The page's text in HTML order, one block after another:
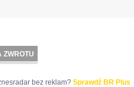
ZWROTU
bez reklam? Sprawdź BR Plus